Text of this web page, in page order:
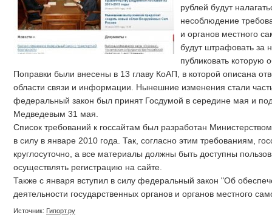
рублей будут
несоблюдение
и органов местного
будут штрафовать
публиковать
Поправки были внесены в 13 главу КоАП, в которой описана
области связи и информации. Нынешние изменения стали
федеральный закон был принят Госдумой в середине мая и
Медведевым 31 мая.
Список требований к госсайтам был разработан
в силу в январе 2010 года. Так, согласно этим требованиям,
круглосуточно, а все материалы должны быть доступны
осуществлять регистрацию на сайте.
Также с января вступил в силу федеральный закон "Об
деятельности государственных органов и органов местного
Источник: Гипорт.ру